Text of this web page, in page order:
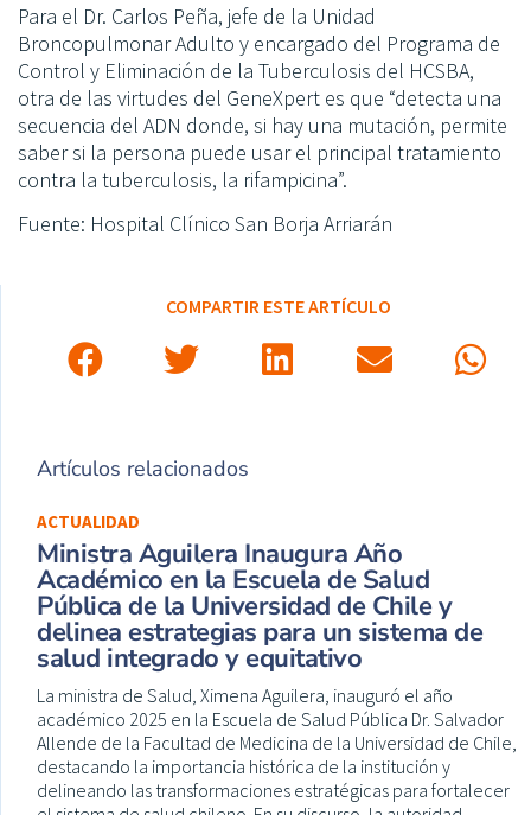
Para el Dr. Carlos Peña, jefe de la Unidad
Broncopulmonar Adulto y encargado del Programa de
Control y Eliminación de la Tuberculosis del HCSBA,
otra de las virtudes del GeneXpert es que “detecta una
secuencia del ADN donde, si hay una mutación, permite
saber si la persona puede usar el principal tratamiento
contra la tuberculosis, la rifampicina”.
Fuente: Hospital Clínico San Borja Arriarán
COMPARTIR ESTE ARTÍCULO
Artículos relacionados
ACTUALIDAD
Ministra Aguilera Inaugura Año
Académico en la Escuela de Salud
Pública de la Universidad de Chile y
delinea estrategias para un sistema de
salud integrado y equitativo
La ministra de Salud, Ximena Aguilera, inauguró el año
académico 2025 en la Escuela de Salud Pública Dr. Salvador
Allende de la Facultad de Medicina de la Universidad de Chile,
destacando la importancia histórica de la institución y
delineando las transformaciones estratégicas para fortalecer